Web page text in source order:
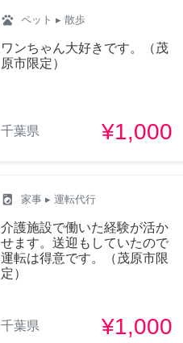
pets ペット ▸ 散歩
ワンちゃん大好きです。（茂
原市限定）
千葉県 ¥1,000
local_laundry_service 家事 ▸ 運転代行
介護施設で働いた経験が活か
せます。送迎もしていたので
運転は得意です。（茂原市限
定）
千葉県 ¥1,000